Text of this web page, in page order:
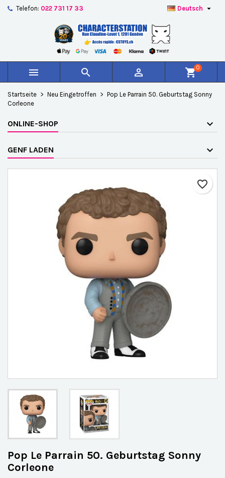
Telefon: 022 731 17 33 Deutsch 
   shopping_cart0
Startseite Neu Eingetroffen
Pop Le Parrain 50. Geburtstag Sonny
Corleone
ONLINE-SHOP
GENF LADEN
favorite_border
Pop Le Parrain 50. Geburtstag Sonny
Corleone
Create new list
Name der Wunschliste
Abbrechen Wunschliste erstellen
Sie müssen angemeldet sein, um Artikel Ihrer
Wunschliste hinzufügen zu können.